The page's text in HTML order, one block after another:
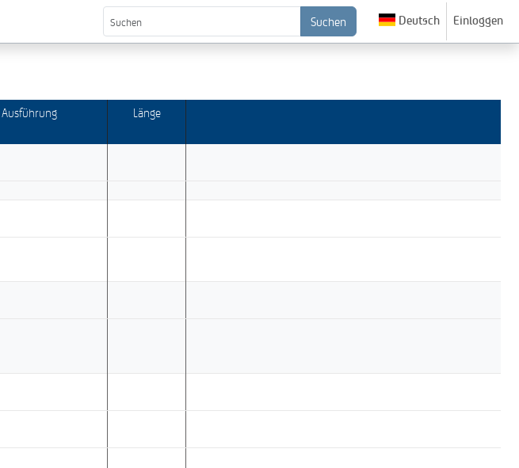
Suchen Deutsch Einloggen
Ausführung Länge